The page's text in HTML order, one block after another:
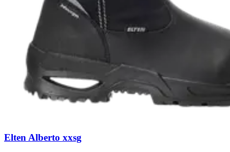
Elten Alberto xxsg